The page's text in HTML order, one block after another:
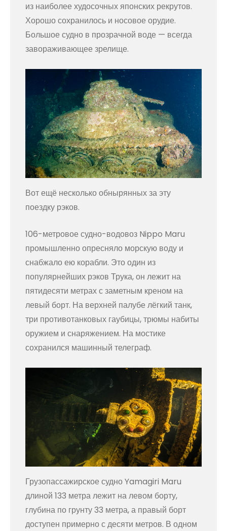
из наиболее худосочных японских рекрутов.
Хорошо сохранилось и носовое орудие.
Большое судно в прозрачной воде — всегда
завораживающее зрелище.
Вот ещё несколько обнырянных за эту
поездку рэков.
106-метровое судно-водовоз Nippo Maru
промышленно опресняло морскую воду и
снабжало ею корабли. Это один из
популярнейших рэков Трука, он лежит на
пятидесяти метрах с заметным креном на
левый борт. На верхней палубе лёгкий танк,
три противотанковых гаубицы, трюмы набиты
оружием и снаряжением. На мостике
сохранился машинный телеграф.
Грузопассажирское судно Yamagiri Maru
длиной 133 метра лежит на левом борту,
глубина по грунту 33 метра, а правый борт
доступен примерно с десяти метров. В одном